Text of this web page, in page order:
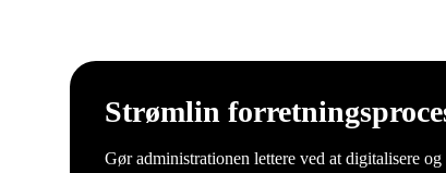
Strømlin
Gør administrationen lettere ved at digitalisere og